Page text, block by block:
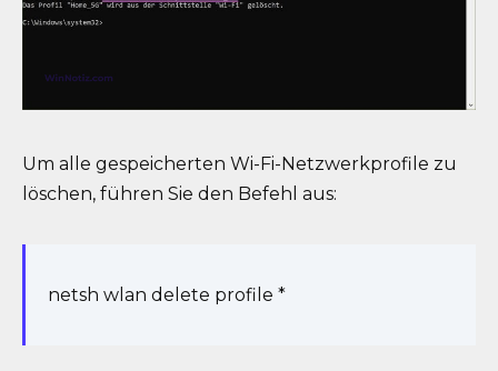
Um alle gespeicherten Wi-Fi-Netzwerkprofile zu
löschen, führen Sie den Befehl aus:
netsh wlan delete profile *